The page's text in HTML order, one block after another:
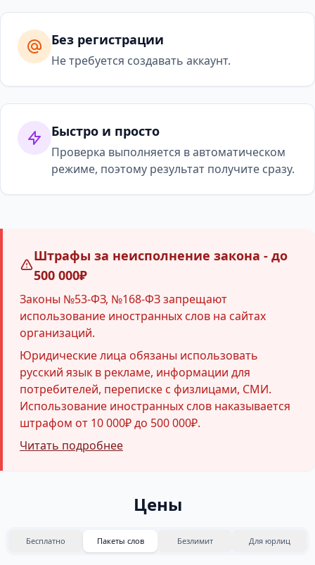
Без регистрации
Не требуется создавать аккаунт.
Быстро и просто
Проверка выполняется в автоматическом
режиме, поэтому результат получите сразу.
Штрафы за неисполнение закона - до
500 000₽
Законы №53-ФЗ, №168-ФЗ запрещают
использование иностранных слов на сайтах
организаций.
Юридические лица обязаны использовать
русский язык в рекламе, информации для
потребителей, переписке с физлицами, СМИ.
Использование иностранных слов наказывается
штрафом от 10 000₽ до 500 000₽.
Читать подробнее
Цены
Бесплатно Пакеты слов Безлимит Для юрлиц